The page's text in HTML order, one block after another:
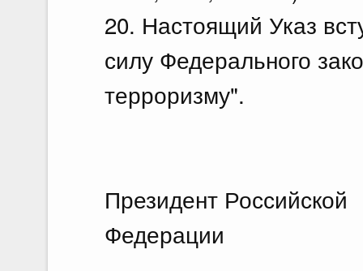
20. Настоящий Указ
силу Федерального
терроризму".
Президент Российской
Федерации